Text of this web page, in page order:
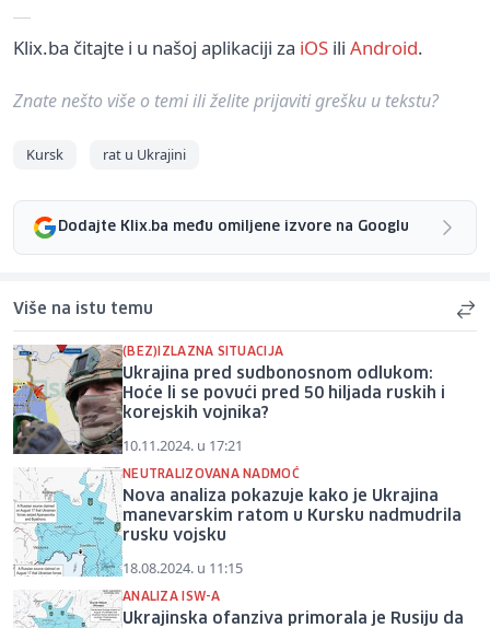
Klix.ba čitajte i u našoj aplikaciji za iOS ili Android.
Znate nešto više o temi ili želite prijaviti grešku u tekstu?
Kursk rat u Ukrajini
Dodajte Klix.ba među omiljene izvore na Googlu
Više na istu temu
(BEZ)IZLAZNA SITUACIJA
Ukrajina pred sudbonosnom odlukom:
Hoće li se povući pred 50 hiljada ruskih i
korejskih vojnika?
10.11.2024. u 17:21
NEUTRALIZOVANA NADMOĆ
Nova analiza pokazuje kako je Ukrajina
manevarskim ratom u Kursku nadmudrila
rusku vojsku
18.08.2024. u 11:15
ANALIZA ISW-A
Ukrajinska ofanziva primorala je Rusiju da